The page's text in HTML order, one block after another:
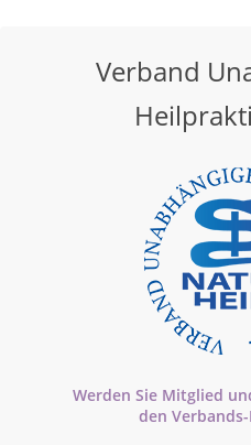
Verband
Werden Sie Mitglied
den Verbands-